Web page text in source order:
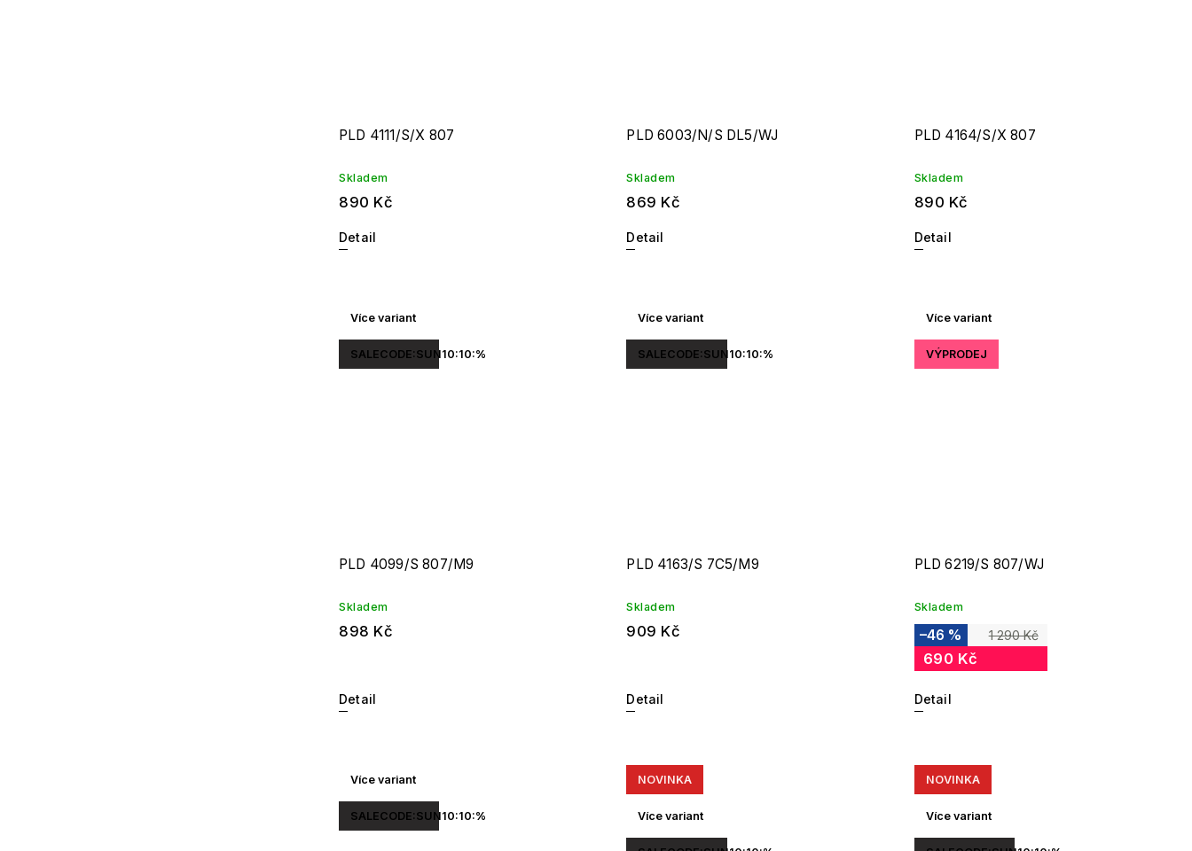
PLD 4111/S/X 807
Skladem
890 Kč
Detail
PLD 6003/N/S DL5/WJ
Skladem
869 Kč
Detail
PLD 4164/S/X 807
Skladem
890 Kč
Detail
Více variant
SALECODE:SUN10:10:%
PLD 4099/S 807/M9
Skladem
898 Kč
Detail
Více variant
SALECODE:SUN10:10:%
PLD 4163/S 7C5/M9
Skladem
909 Kč
Detail
Více variant
VÝPRODEJ
PLD 6219/S 807/WJ
Skladem
1 290 Kč
–46 %
690 Kč
Detail
Více variant
SALECODE:SUN10:10:%
NOVINKA
Více variant
NOVINKA
Více variant